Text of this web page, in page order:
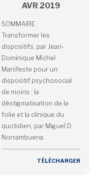
AVR 2019
SOMMAIRE
Transformer les
dispositifs, par Jean-
Dominique Michel
Manifeste pour un
dispositif psychosocial
de moins : la
déstigmatisation de la
folie et la clinique du
quotidien, par Miguel D.
Norrambuena
TÉLÉCHARGER